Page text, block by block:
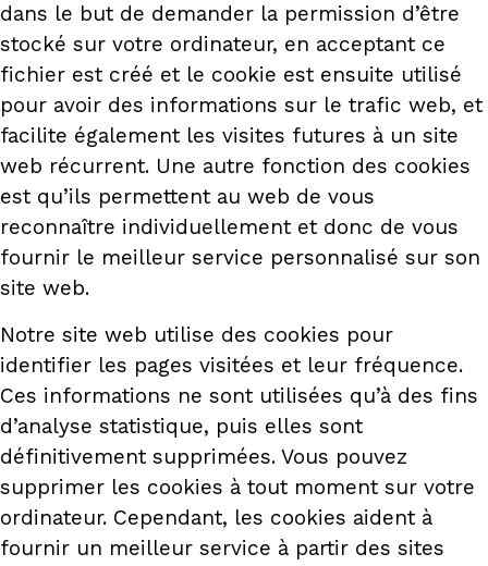
dans le but de demander la permission d’être
stocké sur votre ordinateur, en acceptant ce
fichier est créé et le cookie est ensuite utilisé
pour avoir des informations sur le trafic web, et
facilite également les visites futures à un site
web récurrent. Une autre fonction des cookies
est qu’ils permettent au web de vous
reconnaître individuellement et donc de vous
fournir le meilleur service personnalisé sur son
site web.
Notre site web utilise des cookies pour
identifier les pages visitées et leur fréquence.
Ces informations ne sont utilisées qu’à des fins
d’analyse statistique, puis elles sont
définitivement supprimées. Vous pouvez
supprimer les cookies à tout moment sur votre
ordinateur. Cependant, les cookies aident à
fournir un meilleur service à partir des sites